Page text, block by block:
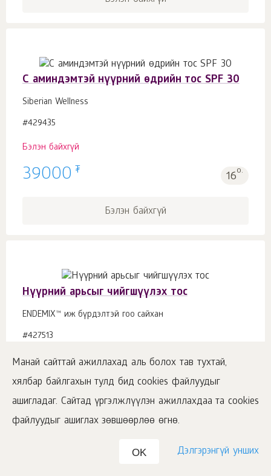
Манай сайттай ажиллахад аль болох тав тухтай,
хялбар байлгахын тулд бид cookies файлуудыг
ашигладаг. Сайтад үргэлжлүүлэн ажиллахдаа та cookies
файлуудыг ашиглах зөвшөөрлөө өгнө.
OK Дэлгэрэнгүй унших
С аминдэмтэй нүүрний өдрийн тос SPF 30
Siberian Wellness
#429435
Бэлэн байхгүй
39000 ₮ 16о.
Бэлэн байхгүй
Нүүрний арьсыг чийгшүүлэх тос
ENDEMIX™ иж бүрдэлтэй гоо сайхан
#427513
Бэлэн байхгүй
35000 ₮
Бэлэн байхгүй